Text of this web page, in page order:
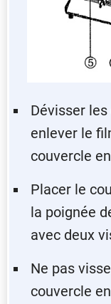
Dévisser
enlever le
couvercle
Placer le
la poignée
avec deux
Ne pas
couvercle